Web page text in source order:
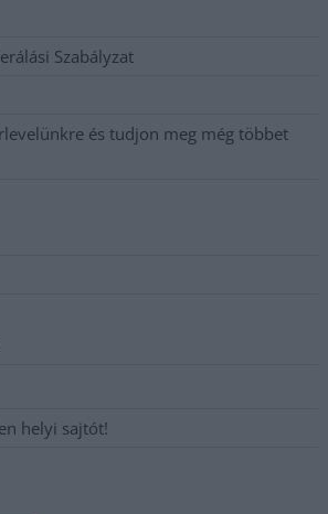
Szabályzat
és tudjon meg még többet
helyi sajtót!